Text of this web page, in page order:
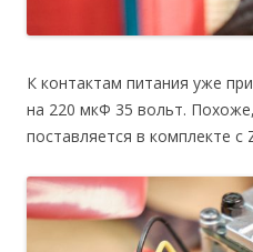
К контактам питания уже
на 220 мкФ 35 вольт.
поставляется в комплекте с